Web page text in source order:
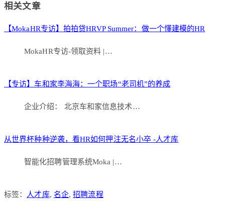
相关文章
【MokaHR专访】拍拍贷HRVP Summer：做一个懂建模的HR
MokaHR专访-领取资料 |…
【专访】车和家李海海：一个职场“老司机”的养成
企业介绍： 北京车和家信息技术…
从世界杯种种逆袭，看HR如何押注无名小卒 -人才库
智能化招聘管理系统Moka |…
标签： 人才库, 名企,招聘流程